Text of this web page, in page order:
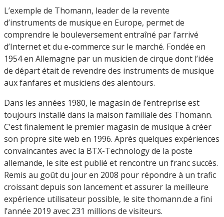
L’exemple de Thomann, leader de la revente
d’instruments de musique en Europe, permet de
comprendre le bouleversement entraîné par l’arrivé
d’Internet et du e-commerce sur le marché. Fondée en
1954 en Allemagne par un musicien de cirque dont l’idée
de départ était de revendre des instruments de musique
aux fanfares et musiciens des alentours.
Dans les années 1980, le magasin de l’entreprise est
toujours installé dans la maison familiale des Thomann.
C’est finalement le premier magasin de musique à créer
son propre site web en 1996. Après quelques expériences
convaincantes avec la BTX-Technology de la poste
allemande, le site est publié et rencontre un franc succès.
Remis au goût du jour en 2008 pour répondre à un trafic
croissant depuis son lancement et assurer la meilleure
expérience utilisateur possible, le site thomann.de a fini
l’année 2019 avec 231 millions de visiteurs.